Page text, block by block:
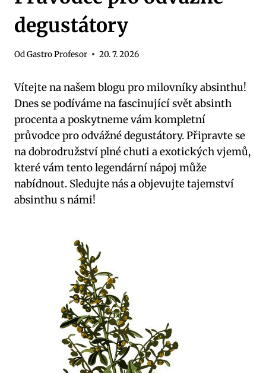
degustátory
OdGastro Profesor 20. 7. 2026
Vítejte‍ na našem blogu pro milovníky absinthu!⁣
Dnes se podíváme na fascinující ​svět absinth
procenta a poskytneme vám kompletní
průvodce pro odvážné ⁣degustátory. Připravte se
na​ dobrodružství plné chuti a‌ exotických vjemů,
které ⁣vám tento legendární nápoj může
nabídnout. Sledujte​ nás a objevujte tajemství
absinthu s ‌námi!